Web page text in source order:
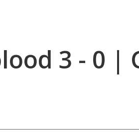
3 - 0 |